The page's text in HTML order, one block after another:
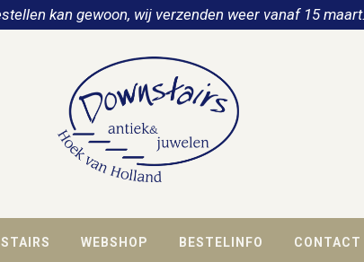
kan gewoon, wij verzenden weer vanaf 15
WEBSHOP BESTELINFO CONTACT